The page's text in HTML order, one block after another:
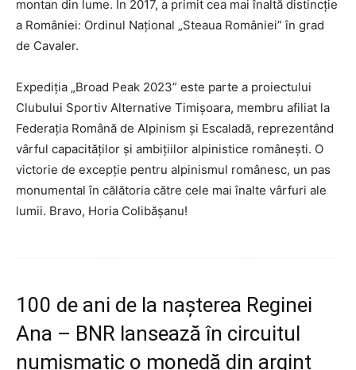
montan din lume. În 2017, a primit cea mai înaltă distincție
a României: Ordinul Național „Steaua României” în grad
de Cavaler.
Expediția „Broad Peak 2023” este parte a proiectului
Clubului Sportiv Alternative Timișoara, membru afiliat la
Federația Română de Alpinism și Escaladă, reprezentând
vârful capacităților și ambițiilor alpinistice românești. O
victorie de excepție pentru alpinismul românesc, un pas
monumental în călătoria către cele mai înalte vârfuri ale
lumii. Bravo, Horia Colibășanu!
100 de ani de la nașterea Reginei
Ana – BNR lansează în circuitul
numismatic o monedă din argint